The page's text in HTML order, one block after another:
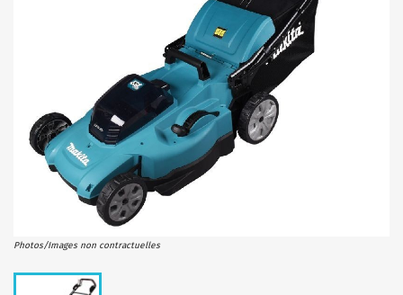
Photos/Images non contractuelles